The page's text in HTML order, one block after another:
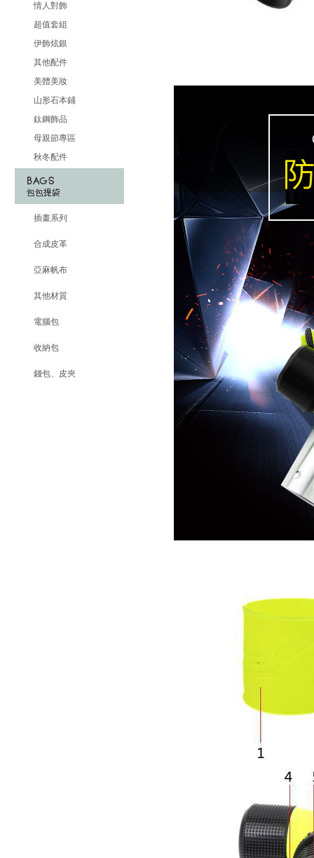
情人對飾
超值套組
伊飾炫銀
其他配件
美體美妝
山形石本鋪
鈦鋼飾品
母親節專區
秋冬配件
插畫系列
合成皮革
亞麻帆布
其他材質
電腦包
收納包
錢包、皮夾